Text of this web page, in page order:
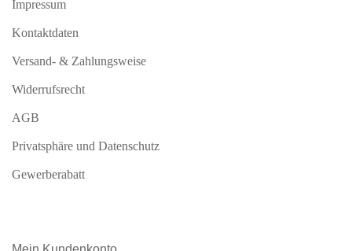
Impressum
Kontaktdaten
Versand- & Zahlungsweise
Widerrufsrecht
AGB
Privatsphäre und Datenschutz
Gewerberabatt